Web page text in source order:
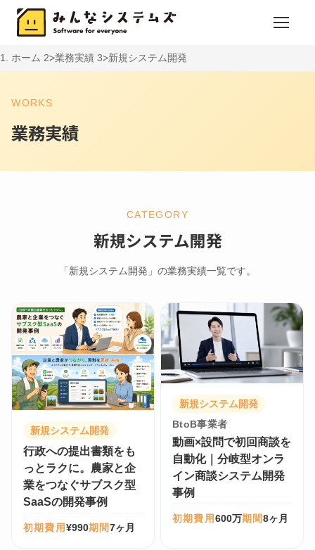
ホーム 業務実績 新規システム開発
WORKS
業務実績
CATEGORY
新規システム開発
「新規システム開発」の業務実績一覧です。
新規システム開発
行政への提出書類をも
っとラクに。農家と企
業をつなぐサブスク型
SaaSの開発事例
初期費用¥990期間7ヶ月
新規システム開発
BtoB事業者
動画×設問で初回商談を
自動化｜分岐型オンラ
イン商談システム開発
事例
初期費用600万期間8ヶ月